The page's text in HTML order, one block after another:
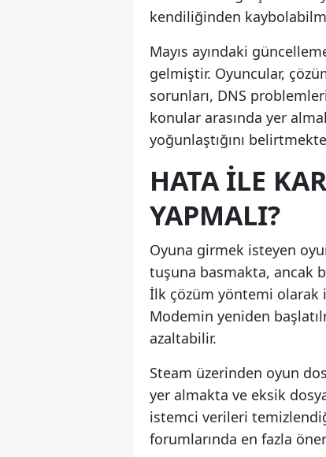
kendiliğinden
Mayıs ayındaki
gelmiştir. Oyuncular,
sorunları, DNS
konular arasında yer
yoğunlaştığını
HATA ILE
YAPMALI?
Oyuna girmek isteyen
tuşuna basmakta, ancak
İlk çözüm yöntemi olarak
Modemin yeniden
azaltabilir.
Steam üzerinden oyun
yer almakta ve eksik
istemci verileri
forumlarında en fazla